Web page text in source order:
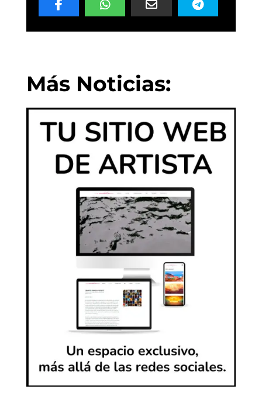
Más Noticias: